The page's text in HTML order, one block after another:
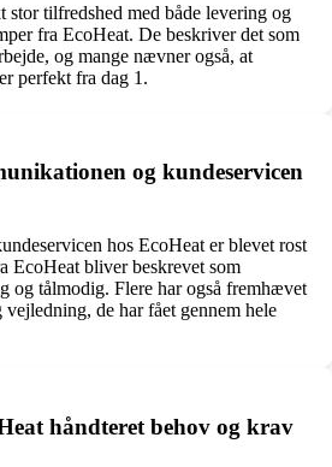
stor tilfredshed med både levering og
fra EcoHeat. De beskriver det som
og mange nævner også, at
perfekt fra dag 1.
og kundeservicen
hos EcoHeat er blevet rost
EcoHeat bliver beskrevet som
og tålmodig. Flere har også fremhævet
de har fået gennem hele
håndteret behov og krav